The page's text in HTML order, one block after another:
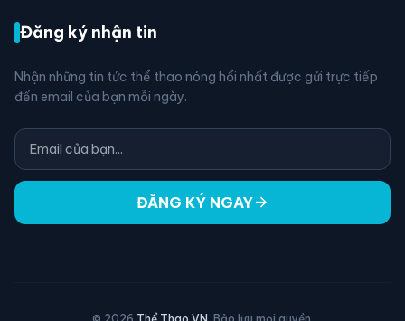
Đăng ký nhận tin
Nhận những tin tức thể thao nóng hổi nhất được gửi trực tiếp
đến email của bạn mỗi ngày.
ĐĂNG KÝ NGAYarrow_forward